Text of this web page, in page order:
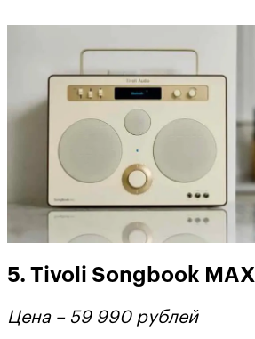
5. Tivoli Songbook MAX
Цена – 59 990 рублей